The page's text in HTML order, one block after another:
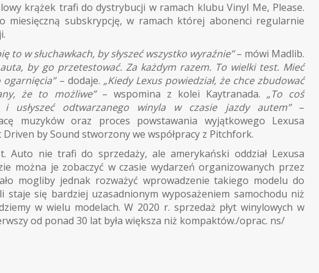
krążek trafi do dystrybucji w ramach klubu Vinyl Me, Please.
miesięczną subskrypcję, w ramach której abonenci regularnie
to w słuchawkach, by słyszeć wszystko wyraźnie”– mówi Madlib.
by go przetestować. Za każdym razem. To wielki test. Mieć
ogarnięcia” – dodaje. „Kiedy Lexus powiedział, że chce zbudować
że to możliwe”– wspomina z kolei Kaytranada. „To coś
i usłyszeć odtwarzanego winyla w czasie jazdy autem” –
muzyków oraz proces powstawania wyjątkowego Lexusa
by Sound stworzony we współpracy z Pitchfork.
Auto nie trafi do sprzedaży, ale amerykański oddział Lexusa
można je zobaczyć w czasie wydarzeń organizowanych przez
mogliby jednak rozważyć wprowadzenie takiego modelu do
staje się bardziej uzasadnionym wyposażeniem samochodu niż
w wielu modelach. W 2020 r. sprzedaż płyt winylowych w
od ponad 30 lat była większa niż kompaktów./oprac. ns/